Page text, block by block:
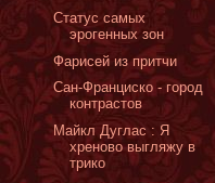
Cтатус самых
эрогенных зон
Фарисей из притчи
Сан-Франциско - город
контрастов
Майкл Дуглас : Я
хреново выгляжу в
трико